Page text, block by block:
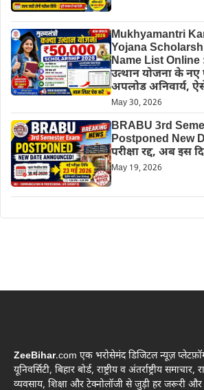
Mukhyamantri
Yojana
Name List Online :
उत्थान योजना के नए
अपलोड अनिवार्य,
May 30, 2026
BRABU 3rd
Postponed New
परीक्षा रद्द, अब इस
May 19, 2026
ZeeBihar.com एक भरोसेमंद डिजिटल न्यूज़
यूनिवर्सिटी, बिहार बोर्ड, राष्ट्रीय व अंतर्राष्ट्रीय
व्यवसाय, शिक्षा और टेक्नोलॉजी से जुड़ी हर जरूरी और